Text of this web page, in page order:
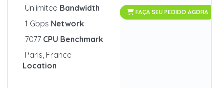
Unlimited Bandwidth
1 Gbps Network
7077 CPU Benchmark
Paris, France
Location
FAÇA SEU PEDIDO AGORA